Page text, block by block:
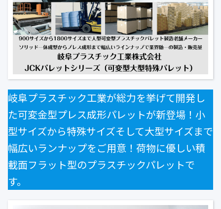
イラン情勢まとめ ▼
公式ブログ
会社案内
🇺🇸🇰🇷🇹🇼🇻🇳
岐阜プラスチック工業が総力を挙げて開発し
た可変金型プレス成形パレットが新登場！小
型サイズから特殊サイズそして大型サイズまで
幅広いランナップをご用意！荷物に優しい積
載面フラット型のプラスチックパレットで
す。